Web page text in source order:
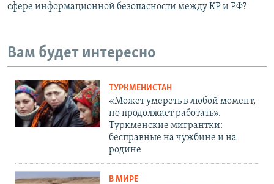
сфере информационной безопасности между КР и РФ?
Вам будет интересно
ТУРКМЕНИСТАН
«Может умереть в любой момент,
но продолжает работать».
Туркменские мигрантки:
бесправные на чужбине и на
родине
В МИРЕ